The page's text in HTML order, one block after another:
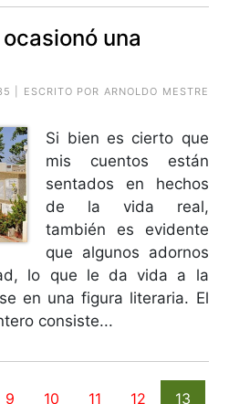
una
| ESCRITO POR ARNOLDO MESTRE
Si bien es cierto que
mis cuentos están
sentados en hechos
de la vida real,
también es evidente
que algunos adornos
lo que le da vida a la
en una figura literaria. El
consiste...
9 10 11 12 13